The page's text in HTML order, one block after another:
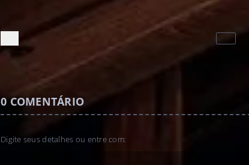
0 COMENTÁRIO
Digite seus detalhes ou entre com: